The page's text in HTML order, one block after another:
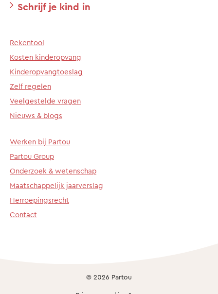
Schrijf je kind in
Rekentool
Kosten kinderopvang
Kinderopvangtoeslag
Zelf regelen
Veelgestelde vragen
Nieuws & blogs
Werken bij Partou
Partou Group
Onderzoek & wetenschap
Maatschappelijk jaarverslag
Herroepingsrecht
Contact
© 2026 Partou